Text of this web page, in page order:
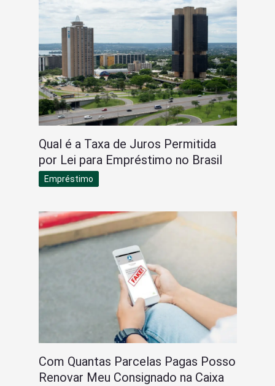
Qual é a Taxa de Juros Permitida
por Lei para Empréstimo no Brasil
Empréstimo
Com Quantas Parcelas Pagas Posso
Renovar Meu Consignado na Caixa